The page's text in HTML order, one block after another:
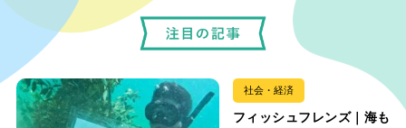
社会・経済
フィッシュフレンズ｜海も